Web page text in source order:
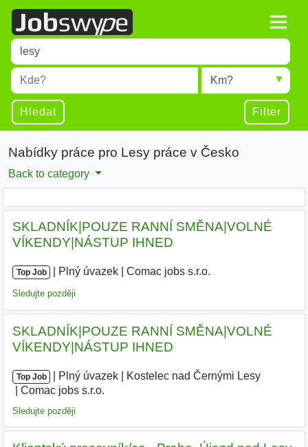
Title
Type 1 or more characters for results.
Místo
Type 1 or more characters for results.
Radius
Hledat Filter
Nabídky práce pro Lesy práce v Česko
Back to category
SKLADNÍK|POUZE RANNÍ SMĚNA|VOLNÉ
VÍKENDY|NÁSTUP IHNED
Top Job Plný úvazek Comac jobs s.r.o.
Sledujte později
SKLADNÍK|POUZE RANNÍ SMĚNA|VOLNÉ
VÍKENDY|NÁSTUP IHNED
Top Job Plný úvazek Kostelec nad Černými Lesy
Comac jobs s.r.o.
Sledujte později